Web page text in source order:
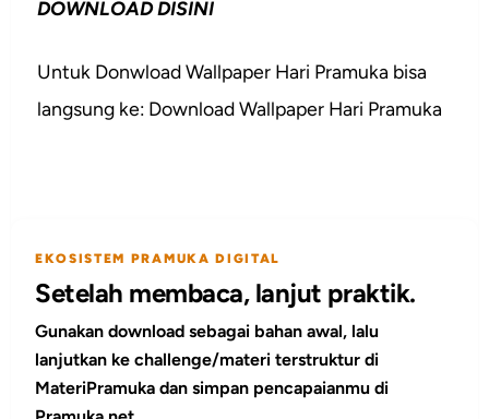
DOWNLOAD DISINI
Untuk Donwload Wallpaper Hari Pramuka bisa
langsung ke: Download Wallpaper Hari Pramuka
EKOSISTEM PRAMUKA DIGITAL
Setelah membaca, lanjut praktik.
Gunakan download sebagai bahan awal, lalu
lanjutkan ke challenge/materi terstruktur di
MateriPramuka dan simpan pencapaianmu di